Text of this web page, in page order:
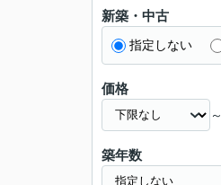
新築・中古
指定しない
価格
～
築年数